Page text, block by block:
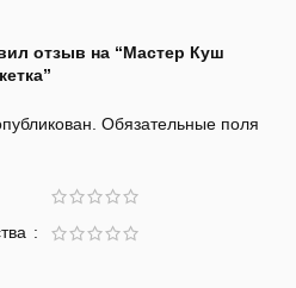
отзыв на “Мастер Куш
Обязательные поля